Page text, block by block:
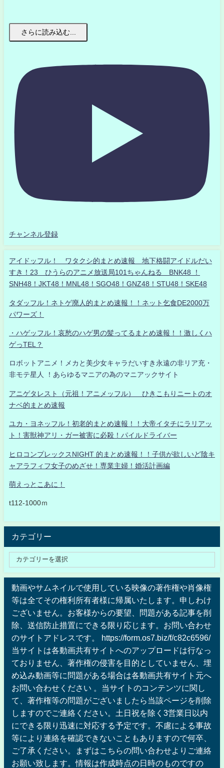
さらに読み込む...
チャンネル登録
アイドッフル！ ワタクシ的まとめ速報 地下格闘アイドルだい
すき！23 ひうらのアニメ放送局101ちゃんねる BNK48 ！
SNH48！JKT48！MNL48！SGO48！GNZ48！STU48！SKE48
タダッフル！ネトゲ廃人的まとめ速報！！ネット乞食DE2000万
パワーズ！
・ハゲッフル！哀愁のハゲ男の髪ってるまとめ速報！！激しくハ
ゲっTEL？
ロボットアニメ！メカと美少女キャラだいすき永遠の非リア充・
非モテ星人 ！あらゆるマニアの為のマニアックサイト
アニゲタレスト（元祖！アニメッフル） ひきこもりニートのオ
ナベ的まとめ速報
ユカ・ヨネッフル！初老的まとめ速報！！大帝イタチにラリアッ
ト！害獣神アリ・ガー被害に必殺！パイルドライバー
ヒロコンプレックスNIGHT 的まとめ速報！！子供が欲しいど陰キ
ャアラフィフ女子のめざせ！専業主婦！婚活計画編
萌えっとこあに！
t112-1000ｍ
カテゴリー
動画やサムネイルで使用している映像の著作権や肖像権
等は全てその権利所有者様に帰属いたします。申しわけ
ございません。お客様からの要望、問題がある記事を削
除、送信防止措置にできる限り応じます。お問い合わせ
のサイトアドレスです。 https://form.os7.biz/f/c82c6596/
当サイトは各動画共有サイトへのアップロードは行なっ
ておりません、著作権の侵害を目的としていません、埋
め込み動画等に問題がある場合は各動画共有サイト元へ
お問い合わせください 。当サイトのコンテンツに関し
て、著作権等の問題がございましたら当該ページを削除
しますのでご連絡ください。土日祝を除く3営業日以内
にできる限り迅速に対応する予定です。不慮による事故
等により連絡を確認できないこともありますので何卒、
ご了承ください。まずはこちらの問い合わせよりご連絡
お願い致します。情報は作成時点の日時のものですの